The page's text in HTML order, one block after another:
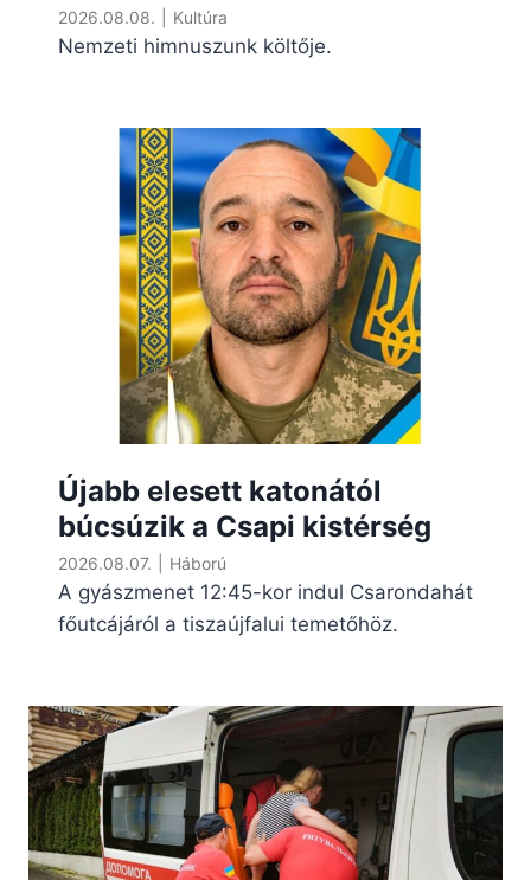
2026.08.08. Kultúra
Nemzeti himnuszunk költője.
Újabb elesett katonától
búcsúzik a Csapi kistérség
2026.08.07. Háború
A gyászmenet 12:45-kor indul Csarondahát
főutcájáról a tiszaújfalui temetőhöz.